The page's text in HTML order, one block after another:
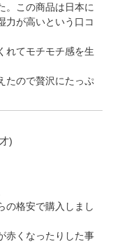
。この商品は日本に
力が高いという口コ
れてモチモチ感を生
たので贅沢にたっぷ
)
の格安で購入しまし
赤くなったりした事